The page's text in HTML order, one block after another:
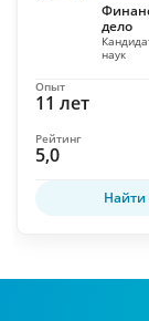
дело
наук
11 лет
Опыт
5,0
Рейтинг
Найти